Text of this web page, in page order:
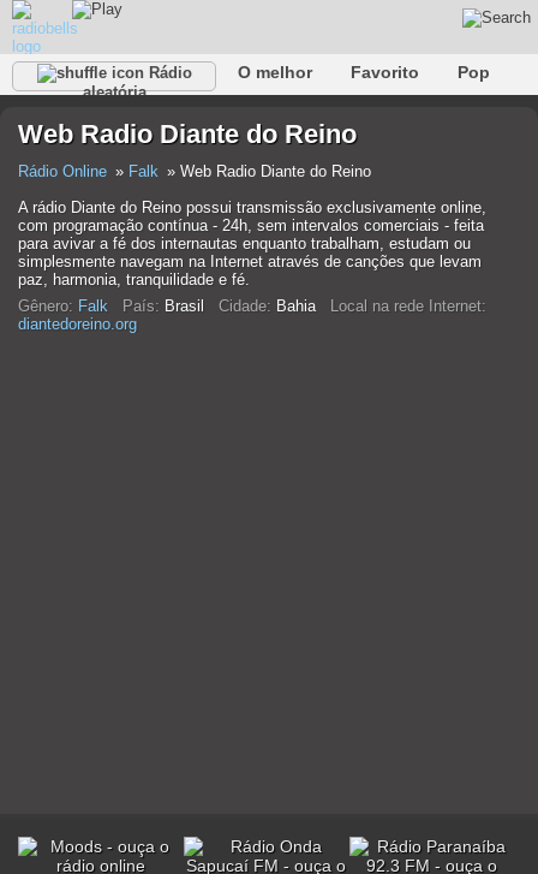
Rádio
aleatória
O melhor Favorito
Pop
Rap
Falk Jazz Bebê Clássico
Web Radio Diante do Reino
Rádio Online Falk
Web Radio Diante do Reino
A rádio Diante do Reino possui transmissão exclusivamente online,
com programação contínua - 24h, sem intervalos comerciais - feita
para avivar a fé dos internautas enquanto trabalham, estudam ou
simplesmente navegam na Internet através de canções que levam
paz, harmonia, tranquilidade e fé.
Gênero: Falk País: Brasil Cidade: Bahia
Local na rede Internet:
diantedoreino.org